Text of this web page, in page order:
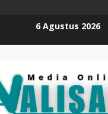
6 Agustus 2026